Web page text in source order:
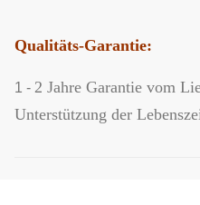
Qualitäts-Garantie:
1 - 2 Jahre Garantie vom
Unterstützung der